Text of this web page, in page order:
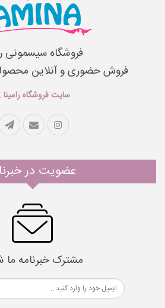
فروشگاه سیسمونی
فروش حضوری و آنلاین
سایت فروشگاه
عضویت در
مشترک خبرنامه ما